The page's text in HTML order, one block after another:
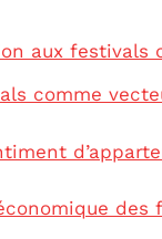
aux festivals
comme
des